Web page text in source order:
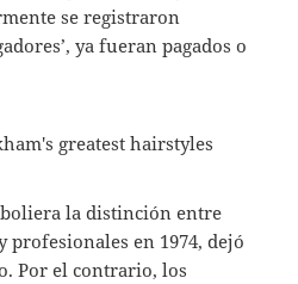
se registraron
ya fueran pagados o
la distinción entre
profesionales en 1974, dejó
Por el contrario, los